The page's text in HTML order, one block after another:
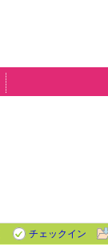
チェックイン